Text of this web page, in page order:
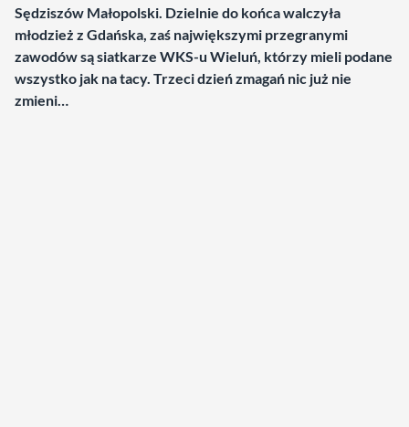
Sędziszów Małopolski. Dzielnie do końca walczyła
młodzież z Gdańska, zaś największymi przegranymi
zawodów są siatkarze WKS-u Wieluń, którzy mieli podane
wszystko jak na tacy. Trzeci dzień zmagań nic już nie
zmieni…